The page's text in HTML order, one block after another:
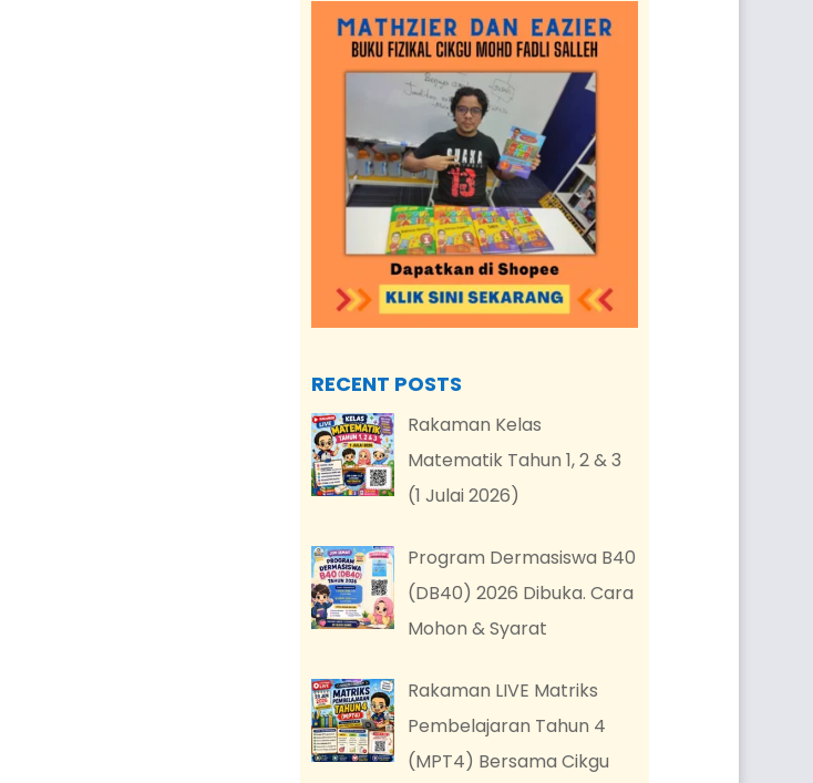
RECENT POSTS
Rakaman Kelas
Matematik Tahun 1, 2 & 3
(1 Julai 2026)
Program Dermasiswa B40
(DB40) 2026 Dibuka. Cara
Mohon & Syarat
Rakaman LIVE Matriks
Pembelajaran Tahun 4
(MPT4) Bersama Cikgu